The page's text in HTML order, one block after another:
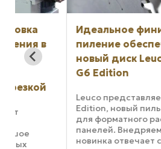
Идеальное финишное
пиление обеспечивает
новый диск Leuco Q-Cut
G6 Edition
Leuco представляет Q-Cut G6
Edition, новый пильный диск
для форматного раскроя
панелей. Внедряемая
новинка отвечает строгим